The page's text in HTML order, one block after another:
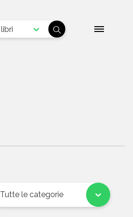
libri
Tutte le categorie